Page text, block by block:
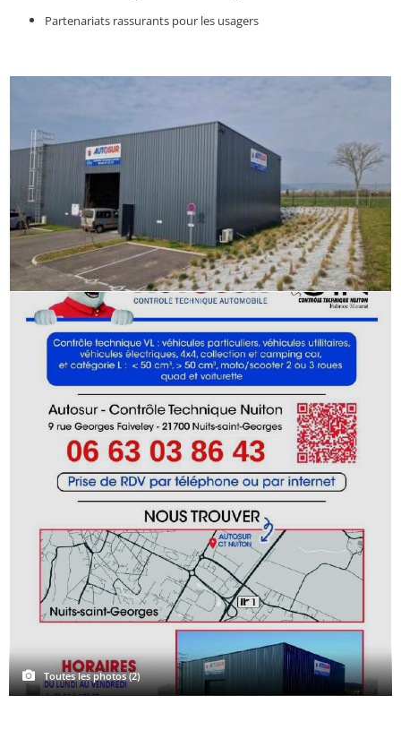
Partenariats rassurants pour les usagers
Toutes les photos (2)